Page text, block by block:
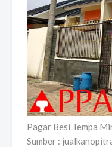
Pagar Besi Tempa
Sumber :